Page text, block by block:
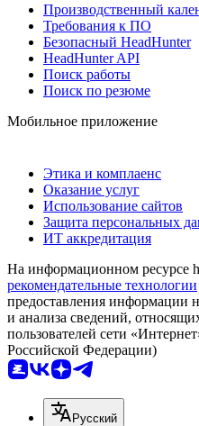
Производственный
Требования к ПО
Безопасный HeadHunter
HeadHunter API
Поиск работы
Поиск по резюме
Мобильное приложение
Этика и комплаенс
Оказание услуг
Использование сайтов
Защита персональных
ИТ аккредитация
На информационном ресурсе
рекомендательные технологии
предоставления информации
и анализа сведений,
пользователей сети
Российской Федерации)
Русский